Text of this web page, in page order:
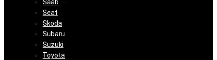
Saab
Seat
Skoda
Subaru
Suzuki
Toyota